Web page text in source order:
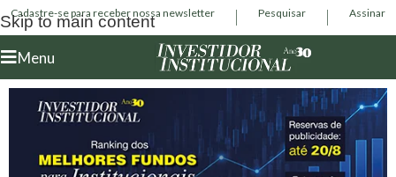
Skip to main content
Cadastre-se para receber nossa newsletter Pesquisar Assinar
Menu